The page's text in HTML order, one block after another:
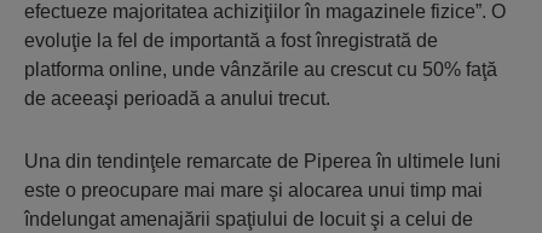
efectueze majoritatea achiziţiilor în magazinele fizice”. O
evoluţie la fel de importantă a fost înregistrată de
platforma online, unde vânzările au crescut cu 50% faţă
de aceeaşi perioadă a anului trecut.
Una din tendinţele remarcate de Piperea în ultimele luni
este o preocupare mai mare şi alocarea unui timp mai
îndelungat amenajării spaţiului de locuit şi a celui de